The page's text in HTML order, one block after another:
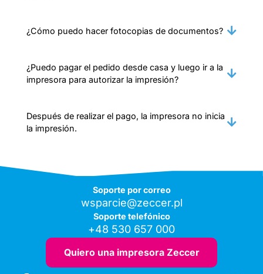
¿Cómo puedo hacer fotocopias de documentos?
¿Puedo pagar el pedido desde casa y luego ir a la
impresora para autorizar la impresión?
Después de realizar el pago, la impresora no inicia
la impresión.
Soporte por correo
wsparcie@zeccer.pl
Soporte telefónico
+48 530 657 000
Quiero una impresora Zeccer